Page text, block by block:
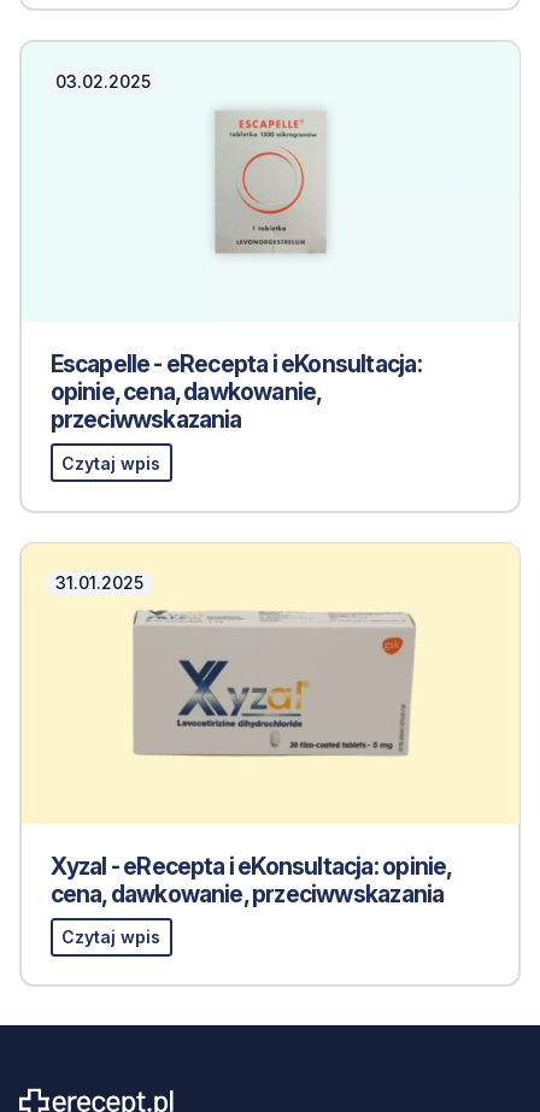
03.02.2025
Escapelle - eRecepta i eKonsultacja:
opinie, cena, dawkowanie,
przeciwwskazania
Czytaj wpis
31.01.2025
Xyzal - eRecepta i eKonsultacja: opinie,
cena, dawkowanie, przeciwwskazania
Czytaj wpis